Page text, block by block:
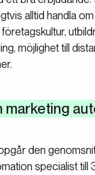
alltid handla
möjlighet till
marketing
den
specialist till